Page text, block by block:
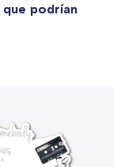
que podrían